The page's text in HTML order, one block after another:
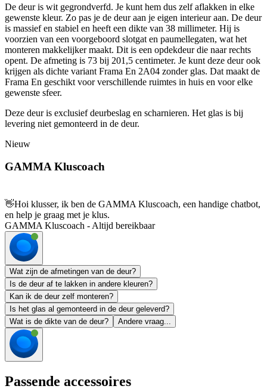
De deur is wit gegrondverfd. Je kunt hem dus zelf aflakken in elke
gewenste kleur. Zo pas je de deur aan je eigen interieur aan. De deur
is massief en stabiel en heeft een dikte van 38 millimeter. Hij is
voorzien van een voorgeboord slotgat en paumellegaten, wat het
monteren makkelijker maakt. Dit is een opdekdeur die naar rechts
opent. De afmeting is 73 bij 201,5 centimeter. Je kunt deze deur ook
krijgen als dichte variant Frama En 2A04 zonder glas. Dat maakt de
Frama En geschikt voor verschillende ruimtes in huis en voor elke
gewenste sfeer.
Deze deur is exclusief deurbeslag en scharnieren. Het glas is bij
levering niet gemonteerd in de deur.
Nieuw
GAMMA Kluscoach
👋Hoi klusser, ik ben de GAMMA Kluscoach, een handige chatbot,
en help je graag met je klus.
GAMMA Kluscoach - Altijd bereikbaar
Wat zijn de afmetingen van de deur?
Is de deur af te lakken in andere kleuren?
Kan ik de deur zelf monteren?
Is het glas al gemonteerd in de deur geleverd?
Wat is de dikte van de deur?
Andere vraag...
Passende accessoires